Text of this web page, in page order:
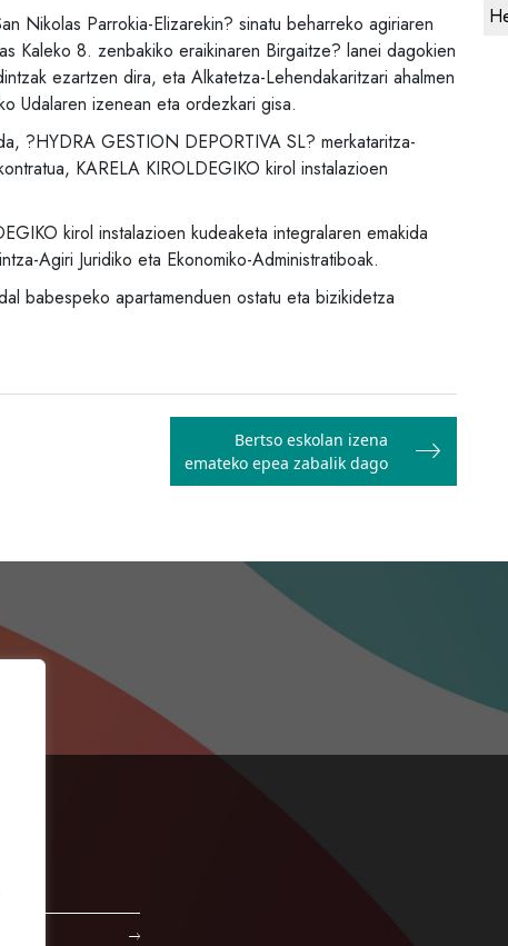
Nikolas Parrokia-Elizarekin? sinatu beharreko agiriaren
Kaleko 8. zenbakiko eraikinaren Birgaitze? lanei dagokien
ezartzen dira, eta Alkatetza-Lehendakaritzari ahalmen
Udalaren izenean eta ordezkari gisa.
?HYDRA GESTION DEPORTIVA SL? merkataritza-
KARELA KIROLDEGIKO kirol instalazioen
kirol instalazioen kudeaketa integralaren emakida
Agiri Juridiko eta Ekonomiko-Administratiboak.
babespeko apartamenduen ostatu eta bizikidetza
Bertso eskolan izena
emateko epea zabalik dago